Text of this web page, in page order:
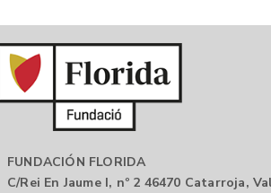
FUNDACIÓN FLORIDA
C/Rei En Jaume I, nº 2 46470 Catarroja,